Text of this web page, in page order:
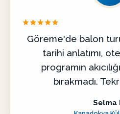
Göreme'de balon
tarihi anlatımı,
programın
bırakmadı.
Selma